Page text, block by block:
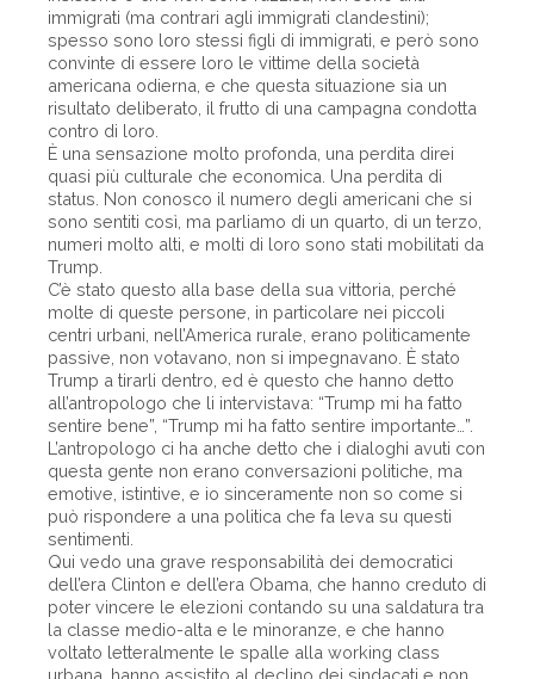
immigrati (ma contrari agli immigrati clandestini);
spesso sono loro stessi figli di immigrati, e però sono
convinte di essere loro le vittime della società
americana odierna, e che questa situazione sia un
risultato deliberato, il frutto di una campagna condotta
contro di loro.
È una sensazione molto profonda, una perdita direi
quasi più culturale che economica. Una perdita di
status. Non conosco il numero degli americani che si
sono sentiti così, ma parliamo di un quarto, di un terzo,
numeri molto alti, e molti di loro sono stati mobilitati da
Trump.
C’è stato questo alla base della sua vittoria, perché
molte di queste persone, in particolare nei piccoli
centri urbani, nell’America rurale, erano politicamente
passive, non votavano, non si impegnavano. È stato
Trump a tirarli dentro, ed è questo che hanno detto
all’antropologo che li intervistava: “Trump mi ha fatto
sentire bene”, “Trump mi ha fatto sentire importante…”.
L’antropologo ci ha anche detto che i dialoghi avuti con
questa gente non erano conversazioni politiche, ma
emotive, istintive, e io sinceramente non so come si
può rispondere a una politica che fa leva su questi
sentimenti.
Qui vedo una grave responsabilità dei democratici
dell’era Clinton e dell’era Obama, che hanno creduto di
poter vincere le elezioni contando su una saldatura tra
la classe medio-alta e le minoranze, e che hanno
voltato letteralmente le spalle alla working class
urbana, hanno assistito al declino dei sindacati e non